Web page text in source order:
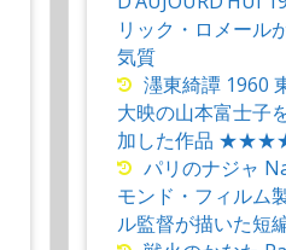
リック・ロメール
気質
濹東綺譚 1960
大映の山本富士子
加した作品
パリのナジャ
モンド・フィルム
ル監督が描いた短